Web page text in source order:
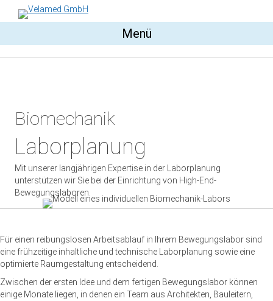
Menü
Biomechanik
Laborplanung
Mit unserer langjährigen Expertise in der Laborplanung
unterstützen wir Sie bei der Einrichtung von High-End-
Bewegungslaboren.
Für einen reibungslosen Arbeitsablauf in Ihrem Bewegungslabor sind
eine frühzeitige inhaltliche und technische Laborplanung sowie eine
optimierte Raumgestaltung entscheidend.
Zwischen der ersten Idee und dem fertigen Bewegungslabor können
einige Monate liegen, in denen ein Team aus Architekten, Bauleitern,